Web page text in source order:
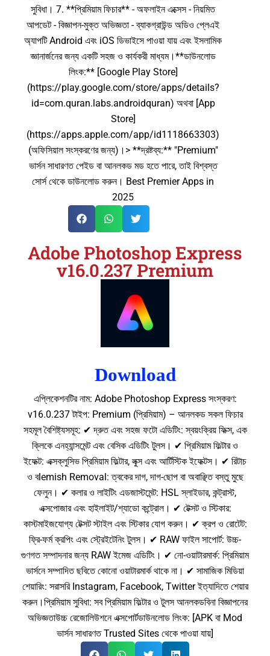
সুবিধা। 7. **প্রিমিয়াম ফিচার** - অফলাইন এক্সেস - নিয়মিত
আপডেট - বিজ্ঞাপন-মুক্ত অভিজ্ঞতা - ব্যাকগ্রাউন্ড অডিও প্লেএই
অ্যাপটি Android এবং iOS ডিভাইসে পাওয়া যায় এবং ইসলামিক
জ্ঞানার্জনের জন্য একটি সহজ ও কার্যকরী মাধ্যম।**ডাউনলোড
লিংক:** [Google Play Store]
(https://play.google.com/store/apps/details?
id=com.quran.labs.androidquran) অথবা [App
Store]
(https://apps.apple.com/app/id1118663303)
(অফিসিয়াল সংস্করণের জন্য)।> **দ্রষ্টব্য:** "Premium"
ভার্সন সাধারণত পেইড বা আনলকড মড হতে পারে, তাই বিশ্বস্ত
সোর্স থেকে ডাউনলোড করুন। Best Premier Apps in
2025
Adobe Photoshop Express
v16.0.237 Premium
Download
এপ্লিকেশনটির নাম: Adobe Photoshop Express সংস্করণ:
v16.0.237 টাইপ: Premium (প্রিমিয়াম) – আনলকড সকল ফিচার
সহমূল বৈশিষ্ট্যসমূহ: ✔ দ্রুত এবং সহজ ফটো এডিটিং: স্বয়ংক্রিয় ফিক্স, এক
ক্লিকে এনহ্যান্সমেন্ট এবং বেসিক এডিটিং টুলস। ✔ প্রিমিয়াম ফিল্টার ও
ইফেক্ট: এক্সক্লুসিভ প্রিমিয়াম ফিল্টার, লুক্স এবং আর্টিস্টিক ইফেক্টস। ✔ রিটাচ
ও বlemish Removal: ত্বকের দাগ, দাগ-ছোপ বা অবাঞ্ছিত বস্তু মুছে
ফেলুন। ✔ কলার ও লাইটিং এডজাস্টমেন্ট: HSL স্লাইডার, কন্ট্রাস্ট,
এক্সপোজার এবং হাইলাইট/শ্যাডো কন্ট্রোল। ✔ টেক্সট ও স্টিকার:
কাস্টমাইজযোগ্য টেক্সট স্টাইল এবং স্টিকার যোগ করুন। ✔ ক্রপ ও রোটেট:
ফ্রি-ফর্ম ক্রপিং এবং স্ট্রেইটেনিং টুলস। ✔ RAW ফাইল সাপোর্ট: উচ্চ-
গুণগত সম্পাদনার জন্য RAW ইমেজ এডিটিং। ✔ নো-ওয়াটারমার্ক: প্রিমিয়াম
ভার্সনে সম্পাদিত ছবিতে কোনো ওয়াটারমার্ক থাকে না। ✔ সামাজিক মিডিয়া
শেয়ারিং: সরাসরি Instagram, Facebook, Twitter ইত্যাদিতে শেয়ার
করুন।প্রিমিয়াম সুবিধা: সব প্রিমিয়াম ফিল্টার ও টুলস আনলকডবিনা বিজ্ঞাপনের
অভিজ্ঞতাউচ্চ রেজোলিউশনে এক্সপোর্টডাউনলোড লিংক: [APK বা Mod
ভার্সন সাধারণত Trusted Sites থেকে পাওয়া যায়]​